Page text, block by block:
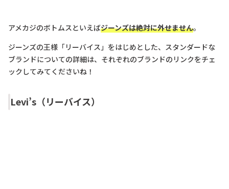
アメカジのボトムスといえばジーンズは絶対に外せません。
ジーンズの王様「リーバイス」をはじめとした、スタンダードな
ブランドについての詳細は、それぞれのブランドのリンクをチェ
ックしてみてくださいね！
Levi’s（リーバイス）